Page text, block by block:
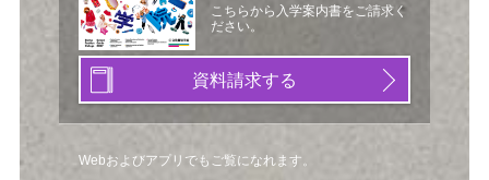
こちらから入学案内書をご請求く
ださい。
資料請求する
Webおよびアプリでもご覧になれます。